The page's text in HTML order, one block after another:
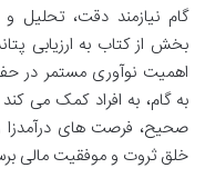
گام نیازمند دقت،
بخش از کتاب به ارزیابی
اهمیت نوآوری مستمر در
به گام، به افراد کمک می
صحیح، فرصت های درآمدزا
خلق ثروت و موفقیت مالی